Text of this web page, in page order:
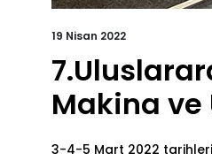
19 Nisan 2022
Makina ve
3-4-5 Mart 2022